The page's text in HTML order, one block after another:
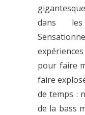
dans les
pour faire
faire
de temps :
de la bass